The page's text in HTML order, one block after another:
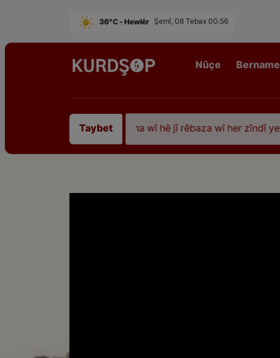
36°C - Hewlêr Şemî, 08 Tebax 00:56
Nûçe Bername
Taybet
35 sal ji şehîdbûna wî hê jî rêbaza wî her zîndî ye